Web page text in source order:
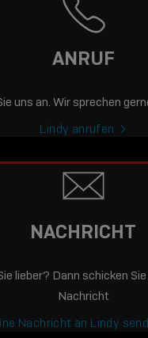
ANRUF
uns an. Wir sprechen
Lindy anrufen
NACHRICHT
lieber? Dann schicken
Nachricht
Nachricht an Lindy